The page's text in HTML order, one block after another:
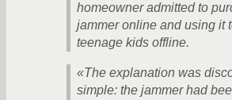
homeowner admitted to
jammer online and using it
teenage kids offline.
«The explanation was
simple: the jammer had